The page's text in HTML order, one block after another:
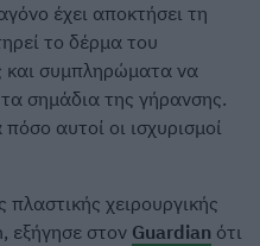
έχει αποκτήσει τη
το δέρμα του
και συμπληρώματα να
σημάδια της γήρανσης.
αυτοί οι ισχυρισμοί
χειρουργικής
εξήγησε στον Guardian ότι